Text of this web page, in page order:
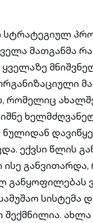
სტრატეგიულ
მათგანმა
რომელიც
ექვსი წლის
განყოფილებას
სისტემა